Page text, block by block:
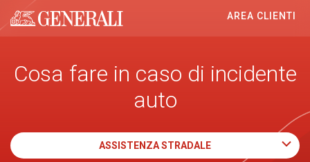
Generali logo
AREA CLIENTI
Cosa fare in caso di incidente
auto
ASSISTENZA STRADALE